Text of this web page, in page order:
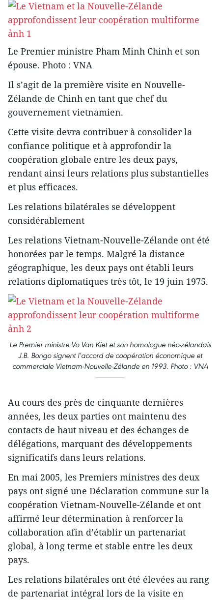
Le Premier ministre Pham Minh Chinh et son
épouse. Photo : VNA
Il s’agit de la première visite en Nouvelle-
Zélande de Chinh en tant que chef du
gouvernement vietnamien.
Cette visite devra contribuer à consolider la
confiance politique et à approfondir la
coopération globale entre les deux pays,
rendant ainsi leurs relations plus substantielles
et plus efficaces.
Les relations bilatérales se développent
considérablement
Les relations Vietnam-Nouvelle-Zélande ont été
honorées par le temps. Malgré la distance
géographique, les deux pays ont établi leurs
relations diplomatiques très tôt, le 19 juin 1975.
Le Premier ministre Vo Van Kiet et son homologue néo-zélandais
J.B. Bongo signent l’accord de coopération économique et
commerciale Vietnam-Nouvelle-Zélande en 1993. Photo : VNA
Au cours des près de cinquante dernières
années, les deux parties ont maintenu des
contacts de haut niveau et des échanges de
délégations, marquant des développements
significatifs dans leurs relations.
En mai 2005, les Premiers ministres des deux
pays ont signé une Déclaration commune sur la
coopération Vietnam-Nouvelle-Zélande et ont
affirmé leur détermination à renforcer la
collaboration afin d’établir un partenariat
global, à long terme et stable entre les deux
pays.
Les relations bilatérales ont été élevées au rang
de partenariat intégral lors de la visite en